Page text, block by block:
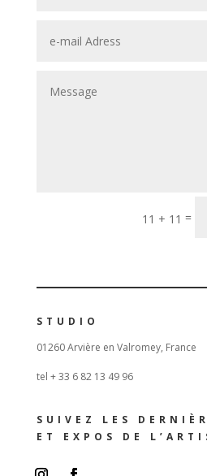
11 + 11 =
STUDIO
01260 Arvière en Valromey, France
tel + 33 6 82 13 49 96
SUIVEZ LES
ET EXPOS DE